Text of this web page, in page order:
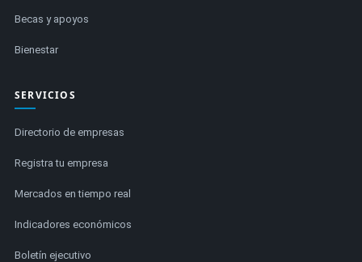
Becas y apoyos
Bienestar
SERVICIOS
Directorio de empresas
Registra tu empresa
Mercados en tiempo real
Indicadores económicos
Boletín ejecutivo